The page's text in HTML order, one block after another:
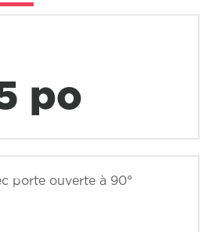
po
porte ouverte à 90°